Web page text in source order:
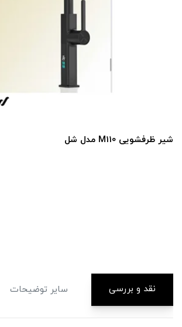
شیر ظرفشویی M110 مدل شل
نقد و بررسی سایر توضیحات